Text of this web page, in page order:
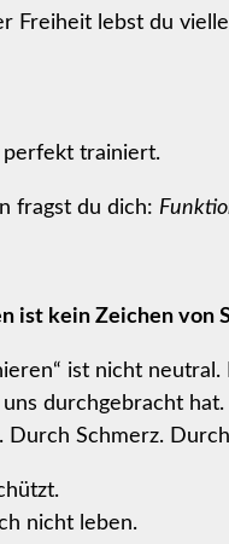
Freiheit lebst du
perfekt trainiert.
fragst du dich:
ist kein Zeichen von
ist nicht neutral.
durchgebracht hat.
Durch Schmerz.
nicht leben.